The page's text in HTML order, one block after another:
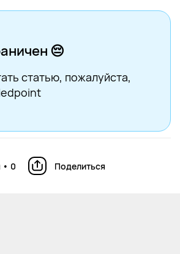
2023. 😔
статью, пожалуйста,
• 0 Поделиться